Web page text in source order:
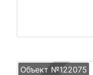
Объект №122075